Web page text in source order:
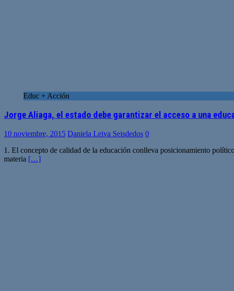
Educ + Acción
Jorge Aliaga, el estado debe garantizar el acceso a una
10 noviembre, 2015 Daniela Leiva Seisdedos 0
1. El concepto de calidad de la educación conlleva posicionamiento
materia […]